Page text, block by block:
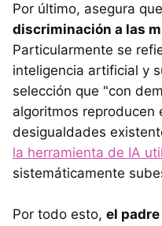
Por último, asegura que
discriminación a las
Particularmente se
inteligencia artificial y
selección que "con
algoritmos reproducen
desigualdades
la herramienta de IA
sistemáticamente
Por todo esto, el